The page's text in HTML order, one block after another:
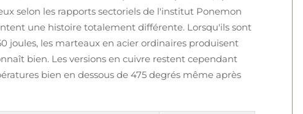
selon les rapports sectoriels de l'institut Ponemon
une histoire totalement différente. Lorsqu'ils sont
joules, les marteaux en acier ordinaires produisent
bien. Les versions en cuivre restent cependant
bien en dessous de 475 degrés même après